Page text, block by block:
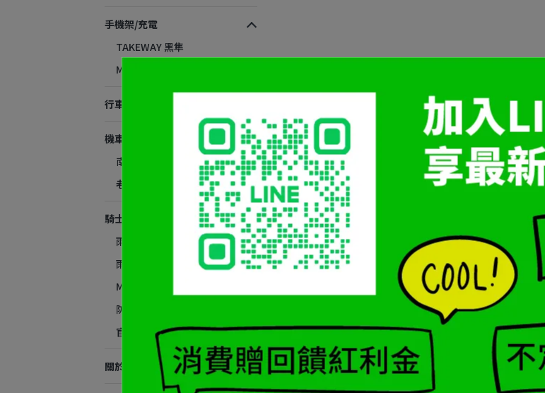
手機架/充電
TAKEWAY 黑隼
MOTO 手機架
行車紀錄器
機車電裝周邊
南極星測速器
老虎摩托霧燈
騎士周邊
雨衣
雨鞋
Muc Off 清潔
防御工事 清潔
官方周邊商品
關於我們